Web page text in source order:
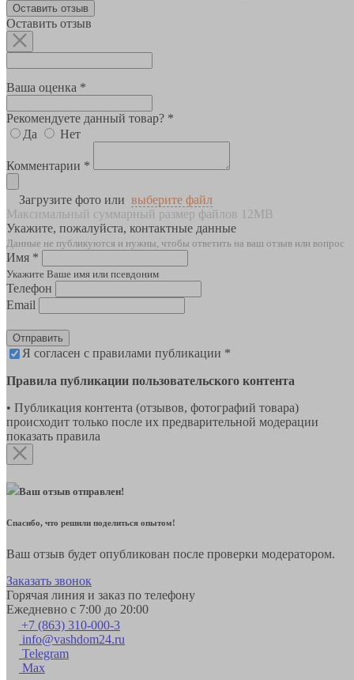
Оставить отзыв
Оставить отзыв
Ваша оценка *
Рекомендуете данный товар? *
Да
Нет
Комментарии *
Загрузите фото или выберите файл
Максимальный суммарный размер файлов 12MB
Укажите, пожалуйста, контактные данные
Данные не публикуются и нужны, чтобы ответить на ваш отзыв или вопрос
Имя *
Укажите Ваше имя или псевдоним
Телефон
Email
Отправить
Я согласен с правилами публикации *
Правила публикации пользовательского контента
• Публикация контента (отзывов, фотографий товара)
происходит только после их предварительной модерации
показать правила
Ваш отзыв отправлен!
Спасибо, что решили поделиться опытом!
Ваш отзыв будет опубликован после проверки модератором.
Заказать звонок
Горячая линия и заказ по телефону
Ежедневно с 7:00 до 20:00
+7 (863) 310-000-3
info@vashdom24.ru
Telegram
Max